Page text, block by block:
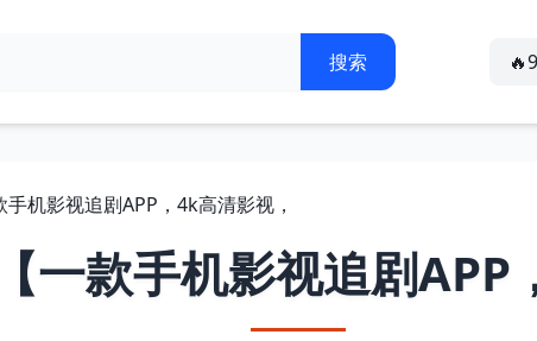
机影视追剧APP，4k高清影视，
一款手机影视追剧APP